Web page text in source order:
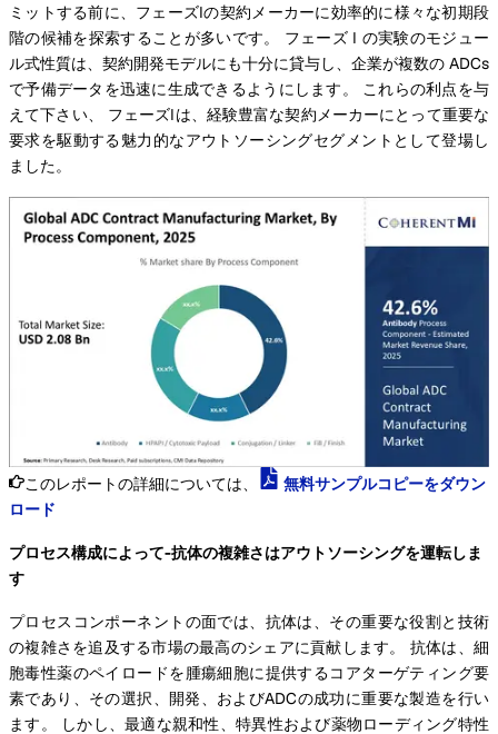
ミットする前に、フェーズIの契約メーカーに効率的に様々な初期段
階の候補を探索することが多いです。 フェーズ I の実験のモジュー
ル式性質は、契約開発モデルにも十分に貸与し、企業が複数の ADCs
で予備データを迅速に生成できるようにします。 これらの利点を与
えて下さい、 フェーズIは、経験豊富な契約メーカーにとって重要な
要求を駆動する魅力的なアウトソーシングセグメントとして登場し
ました。
このレポートの詳細については、
無料サンプルコピーをダウン
ロード
プロセス構成によって-抗体の複雑さはアウトソーシングを運転しま
す
プロセスコンポーネントの面では、抗体は、その重要な役割と技術
の複雑さを追及する市場の最高のシェアに貢献します。 抗体は、細
胞毒性薬のペイロードを腫瘍細胞に提供するコアターゲティング要
素であり、その選択、開発、およびADCの成功に重要な製造を行い
ます。 しかし、最適な親和性、特異性および薬物ローディング特性